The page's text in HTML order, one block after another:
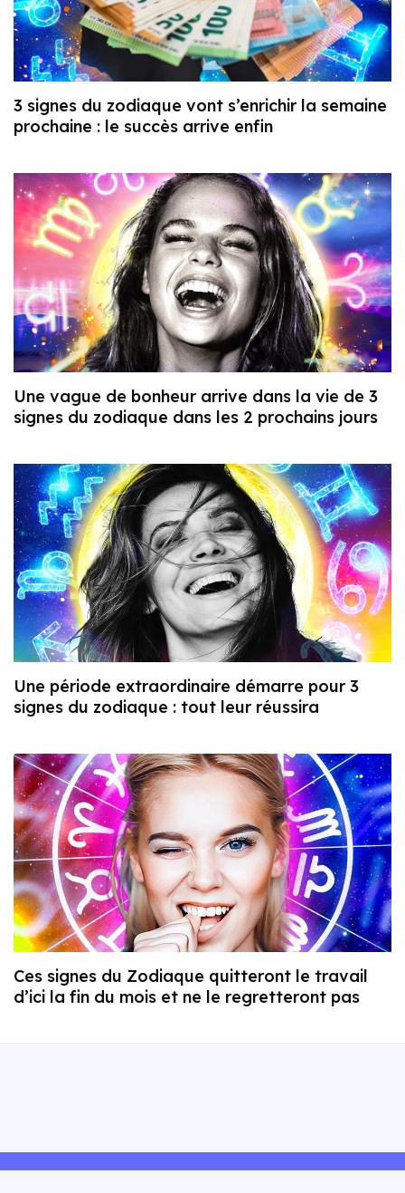
3 signes du zodiaque vont s’enrichir la semaine
prochaine : le succès arrive enfin
Une vague de bonheur arrive dans la vie de 3
signes du zodiaque dans les 2 prochains jours
Une période extraordinaire démarre pour 3
signes du zodiaque : tout leur réussira
Ces signes du Zodiaque quitteront le travail
d’ici la fin du mois et ne le regretteront pas